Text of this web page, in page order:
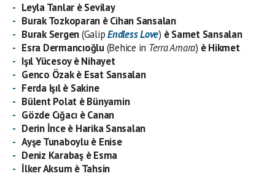
Leyla Tanlar è Sevilay
Burak Tozkoparan è Cihan Sansalan
Burak Sergen(GalipEndless Love) è Samet Sansalan
Esra Dermancıoğlu(Behice in Terra Amara) è Hikmet
Işıl Yücesoy è Nihayet
Genco Özak è Esat Sansalan
Ferda Işıl è Sakine
Bülent Polat è Bünyamin
Gözde Cığacı è Canan
Derin İnce è Harika Sansalan
Ayşe Tunaboylu è Enise
Deniz Karabaş è Esma
İlker Aksum è Tahsin